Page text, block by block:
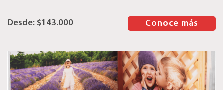
$143.000 Conoce más